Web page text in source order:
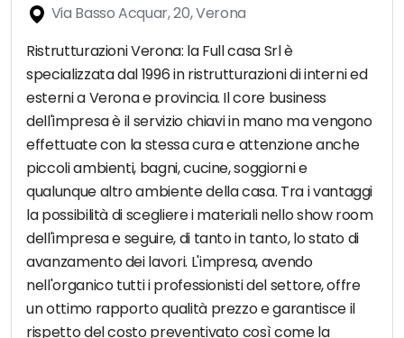
Via Basso Acquar, 20, Verona
Ristrutturazioni Verona: la Full casa Srl è
specializzata dal 1996 in ristrutturazioni di interni ed
esterni a Verona e provincia. Il core business
dell'impresa è il servizio chiavi in mano ma vengono
effettuate con la stessa cura e attenzione anche
piccoli ambienti, bagni, cucine, soggiorni e
qualunque altro ambiente della casa. Tra i vantaggi
la possibilità di scegliere i materiali nello show room
dell'impresa e seguire, di tanto in tanto, lo stato di
avanzamento dei lavori. L'impresa, avendo
nell'organico tutti i professionisti del settore, offre
un ottimo rapporto qualità prezzo e garantisce il
rispetto del costo preventivato così come la